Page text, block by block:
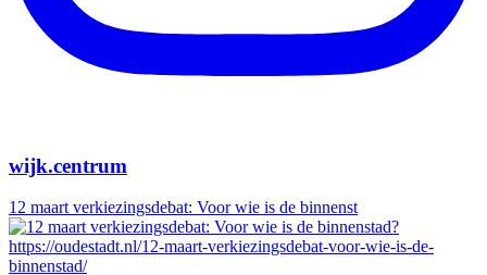
wijk.centrum
12 maart verkiezingsdebat: Voor wie is de binnenst